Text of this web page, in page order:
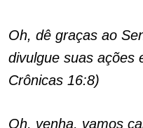
Oh, dê graças ao
divulgue suas ações
Crônicas 16:8)
Oh, venha, vamos